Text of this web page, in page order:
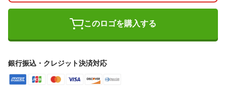
このロゴを購入する
銀行振込・クレジット決済対応